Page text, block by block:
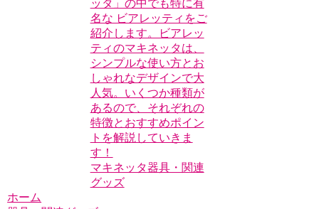
ッタ」の中でも特に有
名な ビアレッティをご
紹介します。ビアレッ
ティのマキネッタは、
シンプルな使い方とお
しゃれなデザインで大
人気。いくつか種類が
あるので、それぞれの
特徴とおすすめポイン
トを解説していきま
す！
マキネッタ器具・関連
グッズ
ホーム